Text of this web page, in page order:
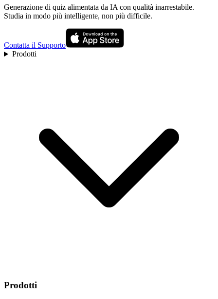
Generazione di quiz alimentata da IA con qualità inarrestabile.
Studia in modo più intelligente, non più difficile.
Contatta il Supporto
Prodotti
Prodotti